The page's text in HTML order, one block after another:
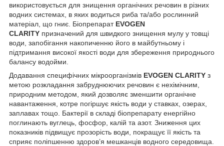
використовується для знищення органічних речовин в різних
водних системах, в яких водиться риба та/або рослинний
матеріал, що гниє. Біопрепарат EVOGEN
СLARITY призначений для швидкого знищення мулу у товщі
води, запобігання накопиченню його в майбутньому і
підтримання високої якості води для збереження природнього
балансу водойми.
Додавання специфічних мікроорганізмів EVOGEN СLARITY з
метою розкладання забруднюючих речовин є нехімічним,
природним методом, який дозволяє зменшити органічне
навантаження, котре погіршує якість води у ставках, озерах,
заплавах тощо. Бактерії в складі біопрепарату енергійно
поглинають вуглець, фосфор, калій та азот. Зниження цих
показників підвищує прозорість води, покращує її якість та
сприяє поліпшенню здоров’я мешканців водного середовища.